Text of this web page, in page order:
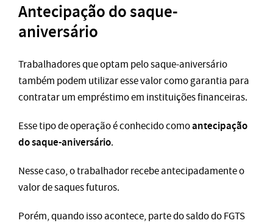
Antecipação do saque-
aniversário
Trabalhadores que optam pelo saque-aniversário
também podem utilizar esse valor como garantia para
contratar um empréstimo em instituições financeiras.
Esse tipo de operação é conhecido comoantecipação
do saque-aniversário.
Nesse caso, o trabalhador recebe antecipadamente o
valor de saques futuros.
Porém, quando isso acontece, parte do saldo do FGTS